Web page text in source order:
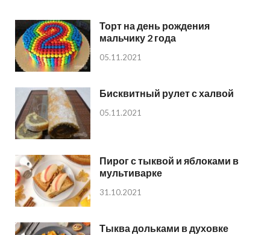
Торт на день рождения
мальчику 2 года
05.11.2021
Бисквитный рулет с халвой
05.11.2021
Пирог с тыквой и яблоками в
мультиварке
31.10.2021
Тыква дольками в духовке